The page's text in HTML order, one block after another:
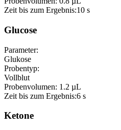
Zeit bis zum Ergebnis:10 s
Glucose
Parameter:
Glukose
Probentyp:
Vollblut
Probenvolumen: 1.2 µL
Zeit bis zum Ergebnis:6 s
Ketone